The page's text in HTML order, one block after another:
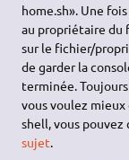
home.sh». Une
au propriétaire du
sur le fichier/
de garder la
terminée. Toujours
vous voulez
shell, vous
sujet